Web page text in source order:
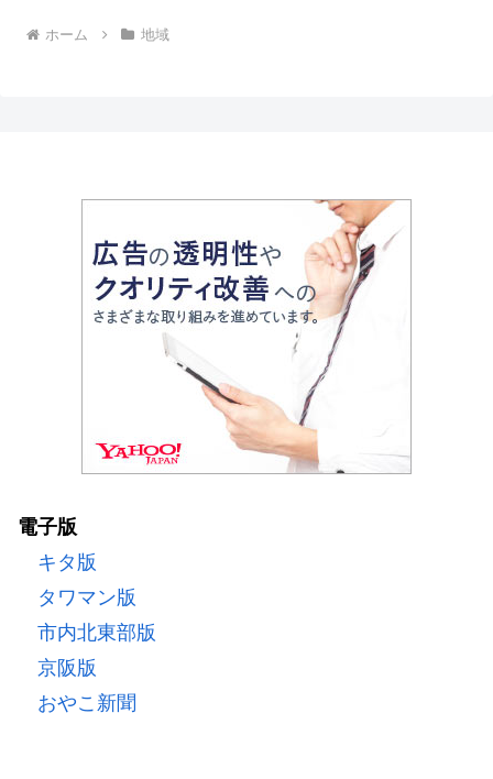
ホーム 地域
電子版
キタ版
タワマン版
市内北東部版
京阪版
おやこ新聞